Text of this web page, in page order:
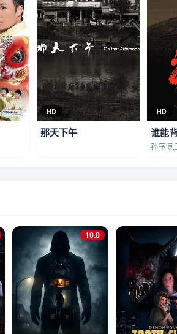
HD
那天下午
HD
谁能
孙序博,
10.0